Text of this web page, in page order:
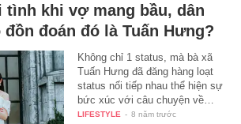
tình khi vợ mang bầu, dân
đồn đoán đó là Tuấn Hưng?
Không chỉ 1 status, mà bà xã
Tuấn Hưng đã đăng hàng loạt
status nối tiếp nhau thể hiện sự
bức xúc với câu chuyện về…
LIFESTYLE - 8 năm trước